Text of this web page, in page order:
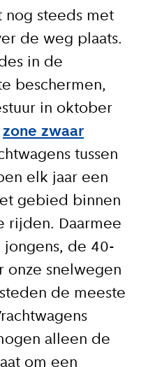
nog steeds met
de weg plaats.
in de
beschermen,
in oktober
zone zwaar
tussen
elk jaar een
gebied binnen
rijden. Daarmee
jongens, de 40-
onze snelwegen
de meeste
alleen de
om een